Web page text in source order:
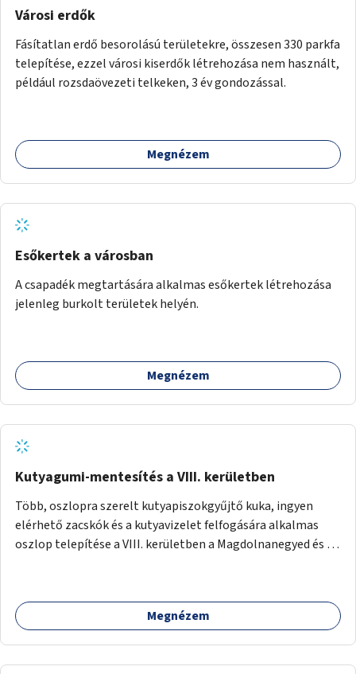
Városi erdők
Fásítatlan erdő besorolású területekre, összesen 330 parkfa
telepítése, ezzel városi kiserdők létrehozása nem használt,
például rozsdaövezeti telkeken, 3 év gondozással.
Megnézem
Esőkertek a városban
A csapadék megtartására alkalmas esőkertek létrehozása
jelenleg burkolt területek helyén.
Megnézem
Kutyagumi-mentesítés a VIII. kerületben
Több, oszlopra szerelt kutyapiszokgyűjtő kuka, ingyen
elérhető zacskók és a kutyavizelet felfogására alkalmas
oszlop telepítése a VIII. kerületben a Magdolnanegyed és a
Megnézem